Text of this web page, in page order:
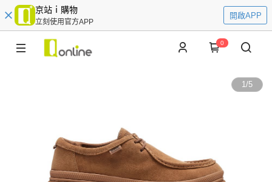
京站ｉ購物
立刻使用官方APP
開啟APP
0
1/5